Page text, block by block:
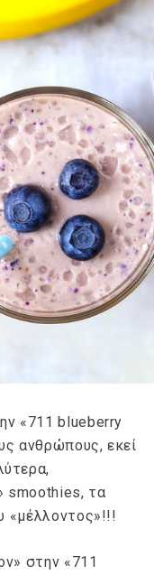
«711 blueberry
ανθρώπους, εκεί
smoothies, τα
«μέλλοντος»!!!
στην «711